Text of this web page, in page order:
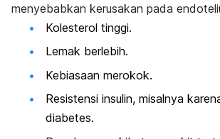
menyebabkan kerusakan pada
Kolesterol tinggi.
Lemak berlebih.
Kebiasaan merokok.
Resistensi insulin, misalnya
diabetes.